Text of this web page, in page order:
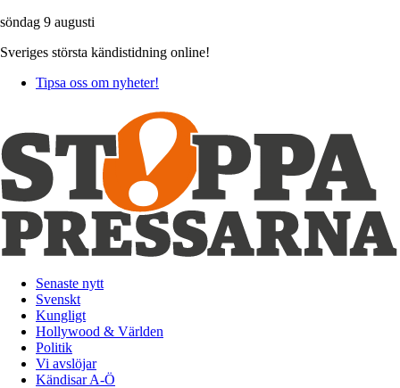
söndag 9 augusti
Sveriges största kändistidning online!
Tipsa oss om nyheter!
Senaste nytt
Svenskt
Kungligt
Hollywood & Världen
Politik
Vi avslöjar
Kändisar A-Ö